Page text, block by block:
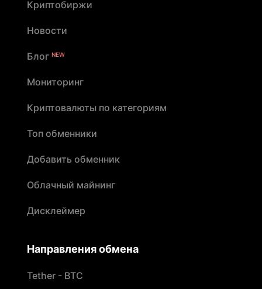
Криптобиржи
Новости
Блог NEW
Мониторинг
Криптовалюты по категориям
Топ обменники
Добавить обменник
Облачный майнинг
Дисклеймер
Направления обмена
Tether - BTC